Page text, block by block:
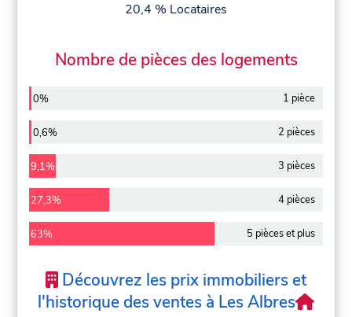
20,4 % Locataires
Nombre de pièces des logements
0% 1 pièce
0,6% 2 pièces
9,1% 3 pièces
27,3% 4 pièces
63% 5 pièces et plus
Découvrez les prix immobiliers et
l'historique des ventes à Les Albres